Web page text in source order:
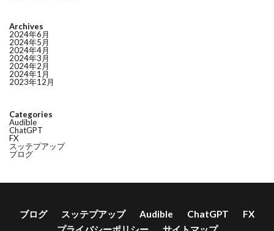
Archives
2024年6月
2024年5月
2024年4月
2024年3月
2024年2月
2024年1月
2023年12月
Categories
Audible
ChatGPT
FX
スッテプアップ
ブログ
ブログ スッテプアップ Audible ChatGPT
FX